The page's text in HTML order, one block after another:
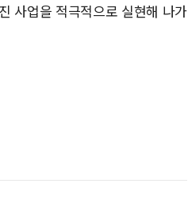
사업을 적극적으로 실현해 나가